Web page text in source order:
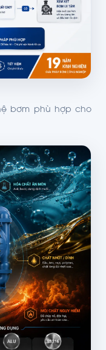
bơm phù hợp cho